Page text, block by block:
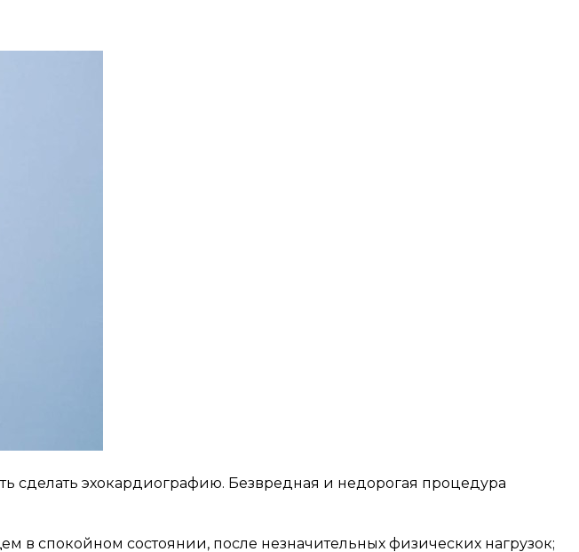
сделать эхокардиографию. Безвредная и недорогая процедура
в спокойном состоянии, после незначительных физических нагрузок;